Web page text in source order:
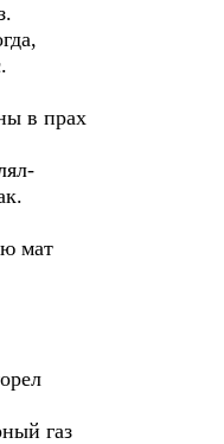
в прах
мат
газ